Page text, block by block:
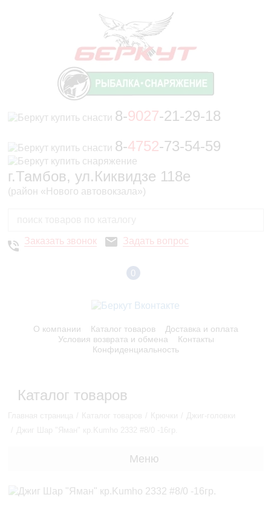
8-9027-21-29-18
8-4752-73-54-59
г.Тамбов, ул.Киквидзе 118е
(район «Нового автовокзала»)
Заказать звонок Задать вопрос
0
О компании Каталог товаров
Доставка и оплата
Условия возврата и обмена
Контакты
Конфиденциальность
Каталог товаров
Меню